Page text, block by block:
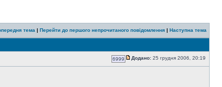
тема | Перейти до першого непрочитаного повідомлення | Наступна тема
6999 Додано: 25 грудня 2006, 20:19